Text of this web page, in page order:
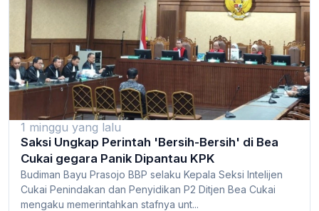
1 minggu yang lalu
Saksi Ungkap Perintah 'Bersih-Bersih' di Bea
Cukai gegara Panik Dipantau KPK
Budiman Bayu Prasojo BBP selaku Kepala Seksi Intelijen
Cukai Penindakan dan Penyidikan P2 Ditjen Bea Cukai
mengaku memerintahkan stafnya unt...